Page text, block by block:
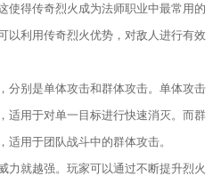
使得传奇烈火成为法师职业中最常用的
以利用传奇烈火优势，对敌人进行有效
分别是单体攻击和群体攻击。单体攻击
适用于对单一目标进行快速消灭。而群
用于团队战斗中的群体攻击。
力就越强。玩家可以通过不断提升烈火